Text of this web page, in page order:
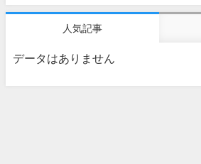
人気記事
データはありません